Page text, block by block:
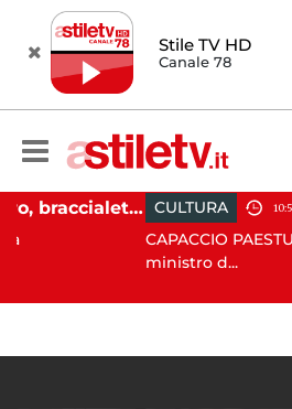
Stile TV HD
Canale 78
Martina Carbonaro, braccialetto elettronico per i genitori della 14enne uccisa dall'ex CULTURA 10:54
CAPACCIO PAESTUM. Il
ministro d...